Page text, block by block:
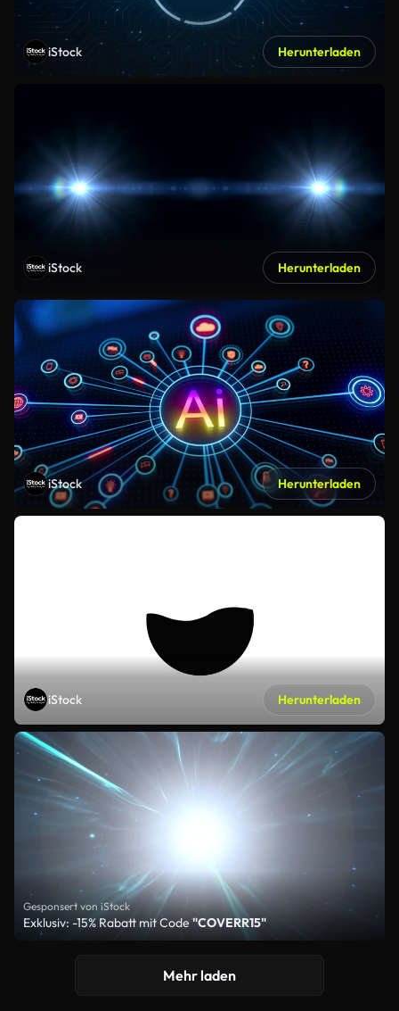
iStock Herunterladen
iStock Herunterladen
iStock Herunterladen
iStock Herunterladen
Gesponsert von iStock
Exklusiv: -15% Rabatt mit Code"COVERR15"
Mehr laden